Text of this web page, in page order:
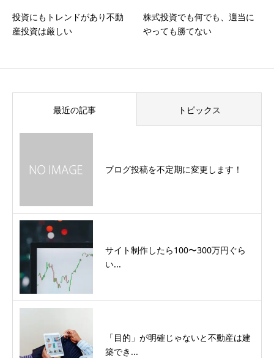
投資にもトレンドがあり不動
産投資は厳しい
株式投資でも何でも、適当に
やっても勝てない
最近の記事 トピックス
ブログ投稿を不定期に変更します！
サイト制作したら100〜300万円ぐら
い...
「目的」が明確じゃないと不動産は建
築でき...